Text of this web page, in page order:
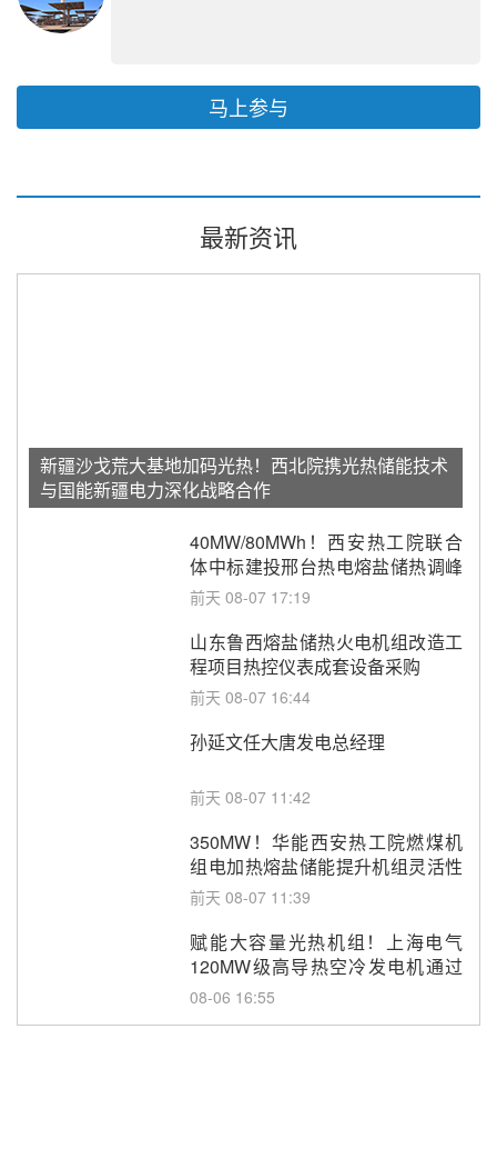
马上参与
最新资讯
新疆沙戈荒大基地加码光热！西北院携光热储能技术
与国能新疆电力深化战略合作
40MW/80MWh！西安热工院联合
体中标建投邢台热电熔盐储热调峰
调频改造EPC项目
前天 08-07 17:19
山东鲁西熔盐储热火电机组改造工
程项目热控仪表成套设备采购
前天 08-07 16:44
孙延文任大唐发电总经理
前天 08-07 11:42
350MW！华能西安热工院燃煤机
组电加热熔盐储能提升机组灵活性
改造项目初步设计第三方评审服务
前天 08-07 11:39
赋能大容量光热机组！上海电气
120MW级高导热空冷发电机通过
型式试验
08-06 16:55